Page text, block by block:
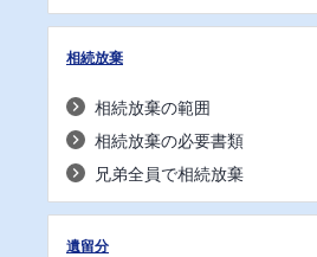
相続放棄
相続放棄の範囲
相続放棄の必要書類
兄弟全員で相続放棄
遺留分